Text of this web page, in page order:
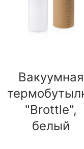
Вакуумная
"Brottle",
белый